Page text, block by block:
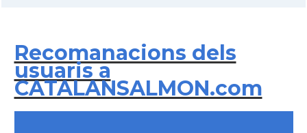
Recomanacions dels
usuaris a
CATALANSALMON.com